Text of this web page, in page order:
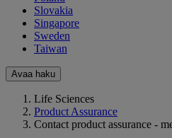
Slovakia
Singapore
Sweden
Taiwan
Avaa haku
Life Sciences
Product Assurance
Contact product assurance -